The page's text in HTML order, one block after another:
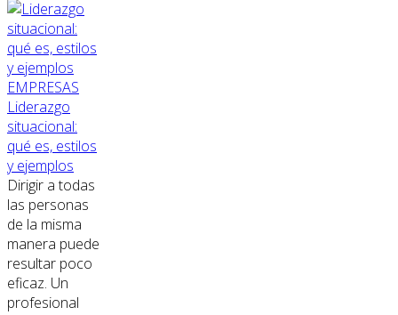
EMPRESAS
Liderazgo
situacional:
qué es, estilos
y ejemplos
Dirigir a todas
las personas
de la misma
manera puede
resultar poco
eficaz. Un
profesional